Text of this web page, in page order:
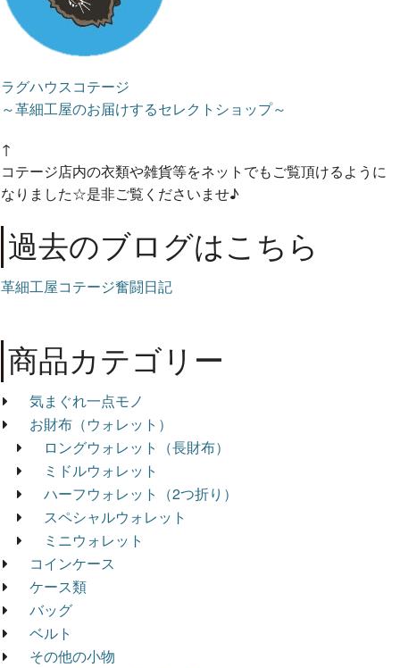
ラグハウスコテージ
～革細工屋のお届けするセレクトショップ～
↑
コテージ店内の衣類や雑貨等をネットでもご覧頂けるように
なりました☆是非ご覧くださいませ♪
過去のブログはこちら
革細工屋コテージ奮闘日記
商品カテゴリー
気まぐれ一点モノ
お財布（ウォレット）
ロングウォレット（長財布）
ミドルウォレット
ハーフウォレット（2つ折り）
スペシャルウォレット
ミニウォレット
コインケース
ケース類
バッグ
ベルト
その他の小物